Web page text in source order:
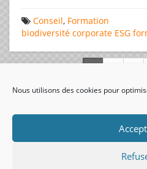
Nous utilisons des cookies pour
Conseil, Formation
biodiversité corporate ESG
visiteurs uniques: